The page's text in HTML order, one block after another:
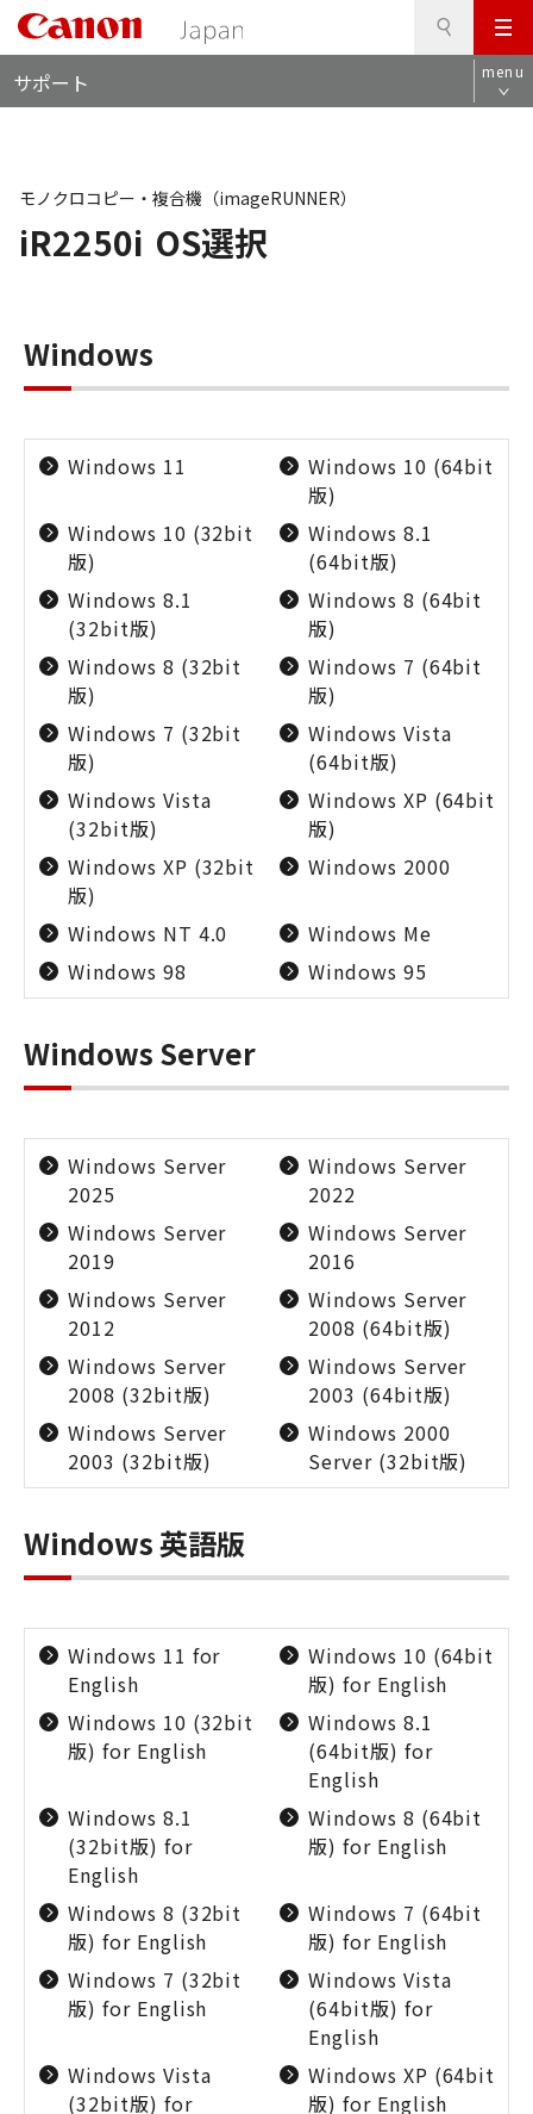
メ
ニ
ュ
サポート menu
iR2250i OS選択
モノクロコピー・複合機（imageRUNNER）
Windows
Windows 11
Windows 10 (64bit
版)
Windows 10 (32bit
版)
Windows 8.1
(64bit版)
Windows 8.1
(32bit版)
Windows 8 (64bit
版)
Windows 8 (32bit
版)
Windows 7 (64bit
版)
Windows 7 (32bit
版)
Windows Vista
(64bit版)
Windows Vista
(32bit版)
Windows XP (64bit
版)
Windows XP (32bit
版)
Windows 2000
Windows NT 4.0
Windows Me
Windows 98
Windows 95
Windows Server
Windows Server
2025
Windows Server
2022
Windows Server
2019
Windows Server
2016
Windows Server
2012
Windows Server
2008 (64bit版)
Windows Server
2008 (32bit版)
Windows Server
2003 (64bit版)
Windows Server
2003 (32bit版)
Windows 2000
Server (32bit版)
Windows 英語版
Windows 11 for
English
Windows 10 (64bit
版) for English
Windows 10 (32bit
版) for English
Windows 8.1
(64bit版) for
English
Windows 8.1
(32bit版) for
English
Windows 8 (64bit
版) for English
Windows 8 (32bit
版) for English
Windows 7 (64bit
版) for English
Windows 7 (32bit
版) for English
Windows Vista
(64bit版) for
English
Windows Vista
(32bit版) for
Windows XP (64bit
版) for English